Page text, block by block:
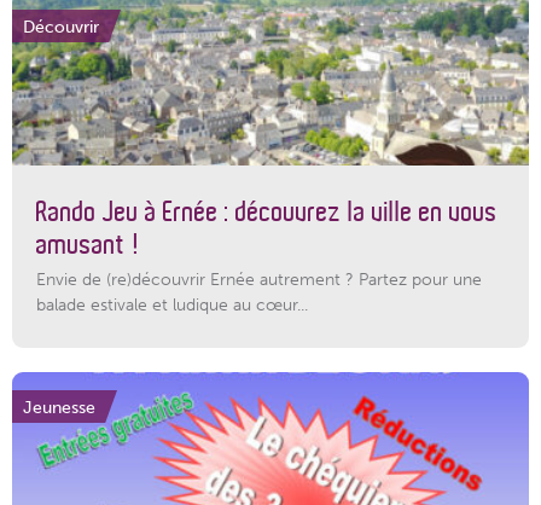
Découvrir
Rando Jeu à Ernée : découvrez la ville en vous
amusant !
Envie de (re)découvrir Ernée autrement ? Partez pour une
balade estivale et ludique au cœur...
Jeunesse